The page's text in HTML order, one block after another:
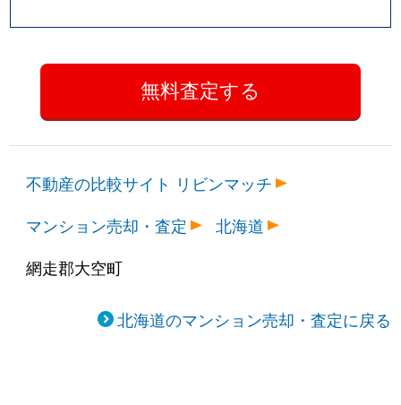
不動産の比較サイト リビンマッチ
マンション売却・査定
北海道
網走郡大空町
北海道のマンション売却・査定に戻る